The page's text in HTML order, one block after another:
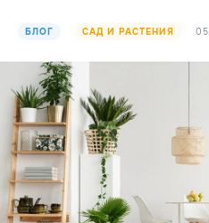
БЛОГ САД И РАСТЕНИЯ